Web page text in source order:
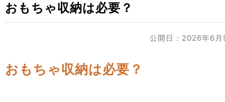
おもちゃ収納は必要？
公開日：2026年6月
おもちゃ収納は必要？